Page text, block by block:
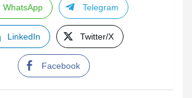
WhatsApp Telegram
LinkedIn Twitter/X
Facebook